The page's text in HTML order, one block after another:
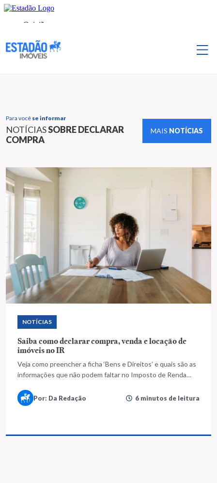
Para você se informar
NOTÍCIASSOBRE DECLARAR
COMPRA
MAIS NOTÍCIAS
NOTÍCIAS
Saiba como declarar compra, venda e locação de
imóveis no IR
Veja como preencher a ficha ‘Bens e Direitos’ e quais são as
informações que não podem faltar no Imposto de Renda
Por: Da Redação 6 minutos de leitura